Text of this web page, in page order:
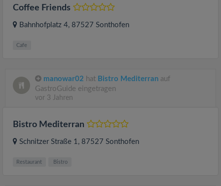
Coffee Friends
Bahnhofplatz 4, 87527 Sonthofen
Cafe
manowar02 hat Bistro Mediterran auf
GastroGuide eingetragen
vor 3 Jahren
Bistro Mediterran
Schnitzer Straße 1, 87527 Sonthofen
Restaurant Bistro